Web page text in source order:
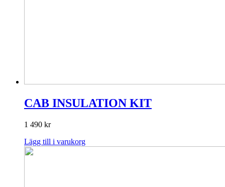
CAB INSULATION KIT
1 490 kr
Lägg till i varukorg